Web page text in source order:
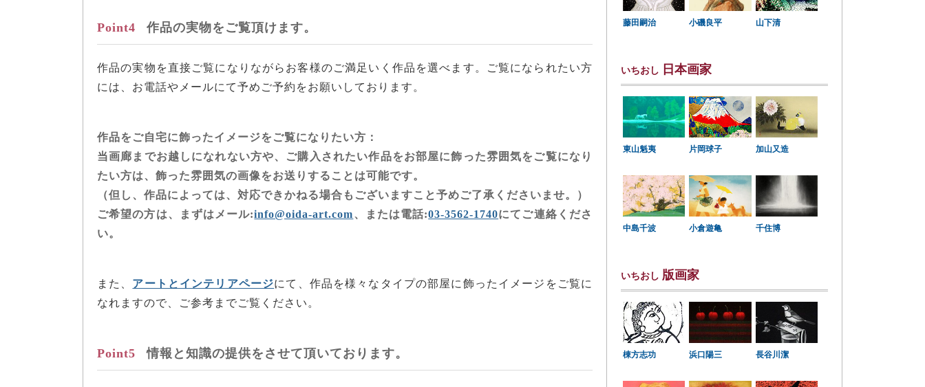
Point4 作品の実物をご覧頂けます。
作品の実物を直接ご覧になりながらお客様のご満足いく作品を選べます。ご覧になられたい方
には、お電話やメールにて予めご予約をお願いしております。
作品をご自宅に飾ったイメージをご覧になりたい方：
当画廊までお越しになれない方や、ご購入されたい作品をお部屋に飾った雰囲気をご覧になり
たい方は、飾った雰囲気の画像をお送りすることは可能です。
（但し、作品によっては、対応できかねる場合もございますこと予めご了承くださいませ。）
ご希望の方は、まずはメール:info@oida-art.com、または電話:03-3562-1740にてご連絡くださ
い。
また、 アートとインテリアページにて、作品を様々なタイプの部屋に飾ったイメージをご覧に
なれますので、ご参考までご覧ください。
Point5 情報と知識の提供をさせて頂いております。
藤田嗣治 小磯良平 山下清
いちおし 日本画家
東山魁夷 片岡球子 加山又造
中島千波 小倉遊亀 千住博
いちおし 版画家
棟方志功 浜口陽三 長谷川潔